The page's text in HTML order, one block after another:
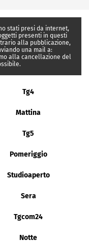
stati presi da internet,
presenti in questi
alla pubblicazione,
una mail a:
alla cancellazione del
Tg4
Mattina
Tg5
Pomeriggio
Studioaperto
Sera
Tgcom24
Notte